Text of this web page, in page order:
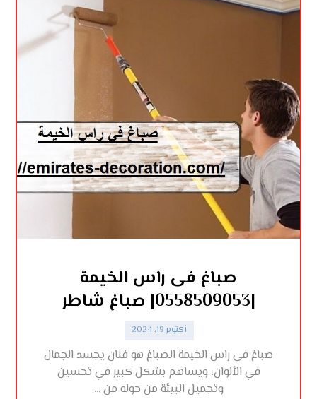
صباغ فى راس الخيمة
|0558509053| صباغ شاطر
أكتوبر 19, 2024
صباغ فى راس الخيمة الصباغ هو فنان يجسد الجمال
في الألوان، ويساهم بشكل كبير في تحسين
وتجميل البيئة من حوله من ...